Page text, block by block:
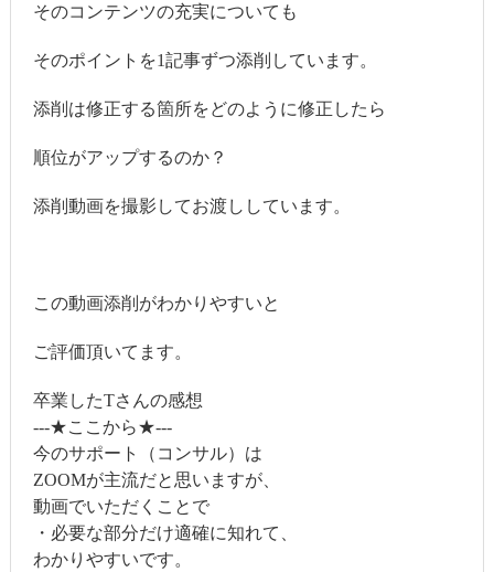
そのコンテンツの充実についても
そのポイントを1記事ずつ添削しています。
添削は修正する箇所をどのように修正したら
順位がアップするのか？
添削動画を撮影してお渡ししています。
この動画添削がわかりやすいと
ご評価頂いてます。
卒業したTさんの感想
---★ここから★---
今のサポート（コンサル）は
ZOOMが主流だと思いますが、
動画でいただくことで
・必要な部分だけ適確に知れて、
わかりやすいです。